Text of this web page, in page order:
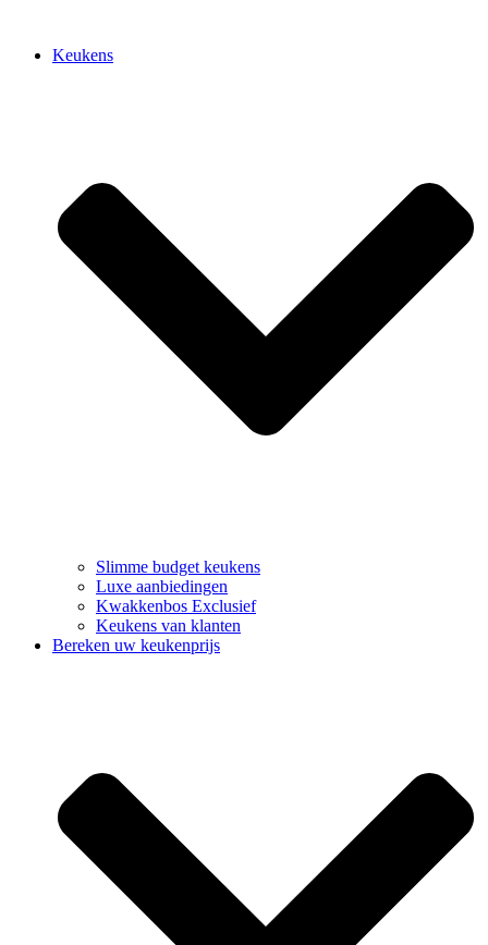
Keukens
Slimme budget keukens
Luxe aanbiedingen
Kwakkenbos Exclusief
Keukens van klanten
Bereken uw keukenprijs